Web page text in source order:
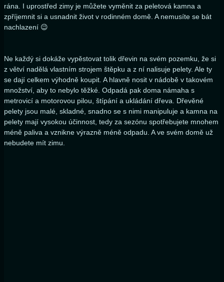
rána. I uprostřed zimy je můžete vyměnit za peletová kamna a
zpříjemnit si a usnadnit život v rodinném domě. A nemusíte se bát
nachlazení 😉
Ne každý si dokáže vypěstovat tolik dřevin na svém pozemku, že si
z větví nadělá vlastním strojem štěpku a z ní nalisuje pelety. Ale ty
se dají celkem výhodně koupit. A hlavně nosit v nádobě v takovém
množství, aby to nebylo těžké. Odpadá pak doma námaha s
metrovicí a motorovou pilou, štípání a ukládání dřeva. Dřevěné
pelety jsou malé, skladné, snadno se s nimi manipuluje a kamna na
pelety mají vysokou účinnost, tedy za sezónu spotřebujete mnohem
méně paliva a vznikne výrazně méně odpadu. A ve svém domě už
nebudete mít zimu.